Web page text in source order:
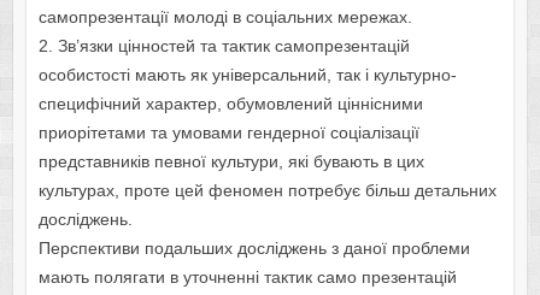
самопрезентації молоді в соціальних мережах.
2. Зв’язки цінностей та тактик самопрезентацій
особистості мають як універсальний, так і культурно-
специфічний характер, обумовлений ціннісними
приорітетами та умовами гендерної соціалізації
представників певної культури, які бувають в цих
культурах, проте цей феномен потребує більш детальних
досліджень.
Перспективи подальших досліджень з даної проблеми
мають полягати в уточненні тактик само презентацій